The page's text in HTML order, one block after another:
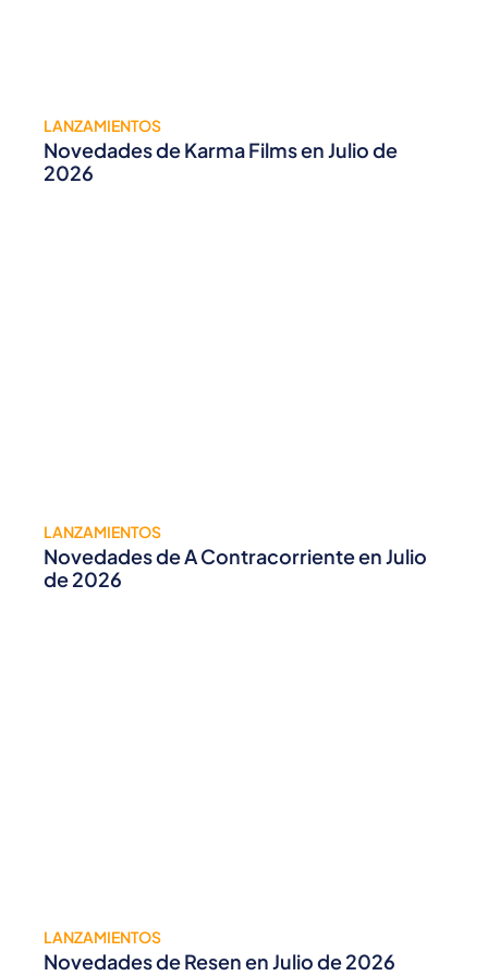
LANZAMIENTOS
Novedades de Karma Films en Julio de
2026
LANZAMIENTOS
Novedades de A Contracorriente en Julio
de 2026
LANZAMIENTOS
Novedades de Resen en Julio de 2026